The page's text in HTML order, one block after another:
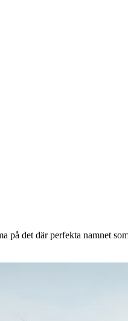
det där perfekta namnet